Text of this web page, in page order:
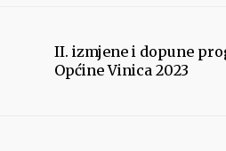
II. izmjene i dopune
Općine Vinica 2023